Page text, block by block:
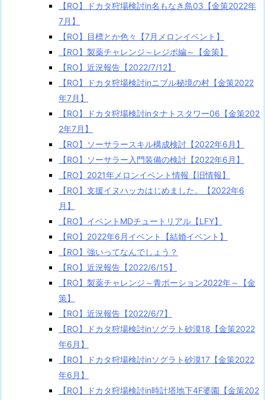
【RO】ドカタ狩場検討in名もなき島03【金策2022年
7月】
【RO】目標とか色々【7月メロンイベント】
【RO】製薬チャレンジ～レジポ編～【金策】
【RO】近況報告【2022/7/12】
【RO】ドカタ狩場検討inニブル秘境の村【金策2022
年7月】
【RO】ドカタ狩場検討inタナトスタワー06【金策202
2年7月】
【RO】ソーサラースキル構成検討【2022年6月】
【RO】ソーサラー入門装備の検討【2022年6月】
【RO】2021年メロンイベント情報【旧情報】
【RO】支援イヌハッカはじめました。【2022年6
月】
【RO】イベントMDチュートリアル【LFY】
【RO】2022年6月イベント【結婚イベント】
【RO】強いってなんでしょう？
【RO】近況報告【2022/6/15】
【RO】製薬チャレンジ～青ポーション2022年～【金
策】
【RO】近況報告【2022/6/7】
【RO】ドカタ狩場検討inソグラト砂漠18【金策2022
年6月】
【RO】ドカタ狩場検討inソグラト砂漠17【金策2022
年6月】
【RO】ドカタ狩場検討in時計塔地下4F婆園【金策202